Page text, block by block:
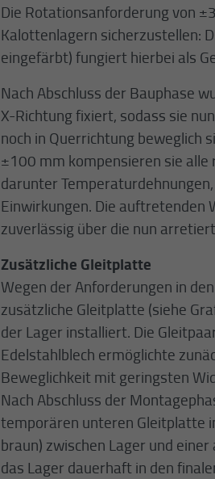
Die Rotationsanforderung von
Kalottenlagern sicherzustellen:
eingefärbt) fungiert hierbei als
Nach Abschluss der Bauphase
X-Richtung fixiert, sodass sie
noch in Querrichtung beweglich
±100 mm kompensieren sie
darunter
Einwirkungen. Die auftretenden
zuverlässig über die nun
Zusätzliche Gleitplatte
Wegen der Anforderungen in
zusätzliche Gleitplatte (siehe
der Lager installiert. Die
Edelstahlblech ermöglichte
Beweglichkeit mit geringsten
Nach Abschluss der
temporären unteren Gleitplatte
braun) zwischen Lager und
das Lager dauerhaft in den